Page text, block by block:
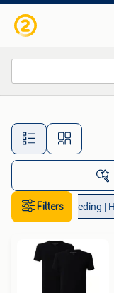
Filters Kleding |